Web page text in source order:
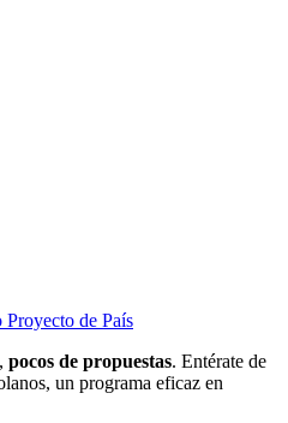
de País
pocos de propuestas. Entérate de
un programa eficaz en